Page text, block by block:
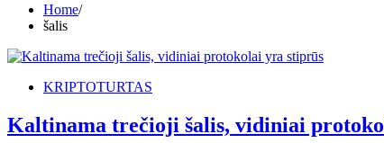
Home
šalis
KRIPTOTURTAS
Kaltinama trečioji šalis, vidiniai